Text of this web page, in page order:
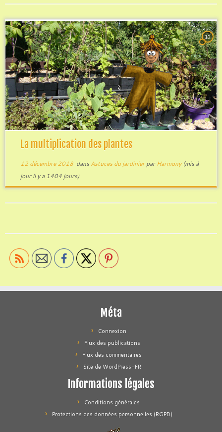
10
La multiplication des plantes
12 décembre 2018dans Astuces du jardinierparHarmony(mis à
jour il y a 1404 jours)
Méta
Connexion
Flux des publications
Flux des commentaires
Site de WordPress-FR
Informations légales
Conditions générales
Protections des données personnelles (RGPD)